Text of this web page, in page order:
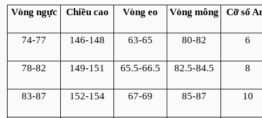
Vòng ngực Chiều cao Vòng eo Vòng mông Cỡ số
74-77 146-148 63-65 80-82 6
78-82 149-151 65.5-66.5 82.5-84.5 8
83-87 152-154 67-69 85-87 10